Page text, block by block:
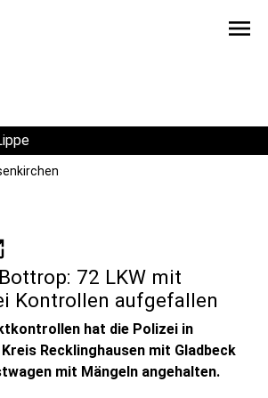
menu
72 LKW mit
Kontrollen aufgefallen
hat die Polizei in
Recklinghausen mit Gladbeck
mit Mängeln angehalten.